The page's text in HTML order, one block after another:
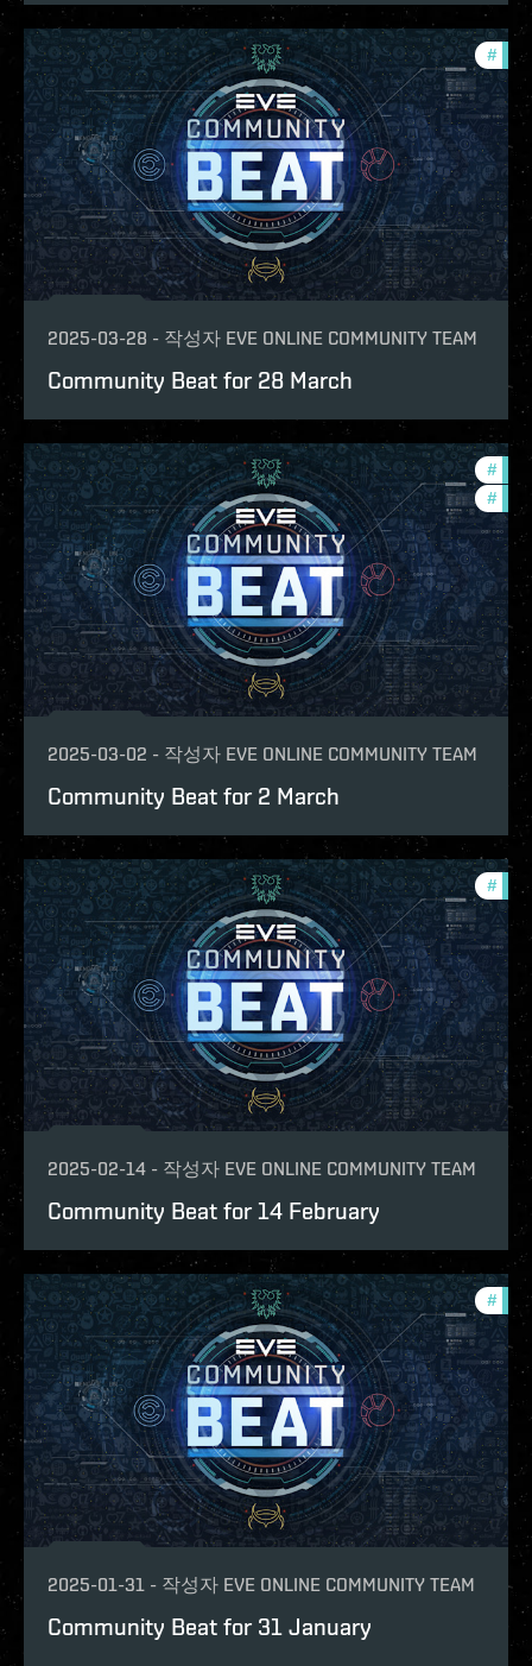
#
2025-03-28 - 작성자 EVE ONLINE COMMUNITY TEAM
Community Beat for 28 March
#
#
2025-03-02 - 작성자 EVE ONLINE COMMUNITY TEAM
Community Beat for 2 March
#
2025-02-14 - 작성자 EVE ONLINE COMMUNITY TEAM
Community Beat for 14 February
#
2025-01-31 - 작성자 EVE ONLINE COMMUNITY TEAM
Community Beat for 31 January